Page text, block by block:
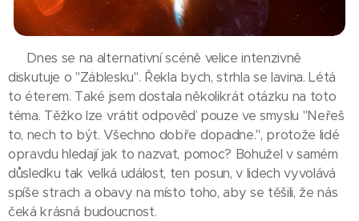
Dnes se na alternativní scéně velice intenzivně
diskutuje o "Záblesku". Řekla bych, strhla se lavina. Létá
to éterem. Také jsem dostala několikrát otázku na toto
téma. Těžko lze vrátit odpověď pouze ve smyslu "Neřeš
to, nech to být. Všechno dobře dopadne.", protože lidé
opravdu hledají jak to nazvat, pomoc? Bohužel v samém
důsledku tak velká událost, ten posun, v lidech vyvolává
spíše strach a obavy na místo toho, aby se těšili, že nás
čeká krásná budoucnost.